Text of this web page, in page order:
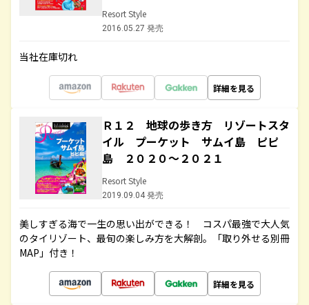
Resort Style
2016.05.27 発売
当社在庫切れ
詳細を見る
Ｒ１２ 地球の歩き方 リゾートスタ
イル プーケット サムイ島 ピピ
島 ２０２０～２０２１
Resort Style
2019.09.04 発売
美しすぎる海で一生の思い出ができる！ コスパ最強で大人気
のタイリゾート、最旬の楽しみ方を大解剖。「取り外せる別冊
MAP」付き！
詳細を見る